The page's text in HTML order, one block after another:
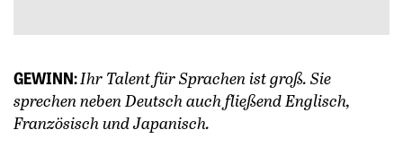
GEWINN:Ihr Talent für Sprachen ist groß. Sie
sprechen neben Deutsch auch fließend Englisch,
Französisch und Japanisch.